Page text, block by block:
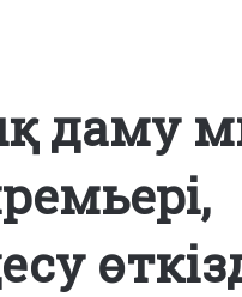
даму